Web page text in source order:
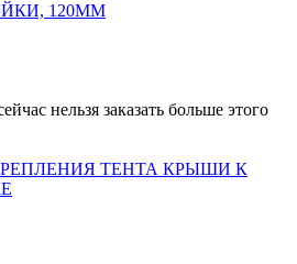
120ММ
нельзя заказать больше этого
ТЕНТА КРЫШИ К